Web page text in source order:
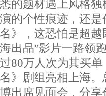
悉的题材遇上风格
演的个性痕迹，还
名》，这恐怕是超
海出品”影片一路领
过80万人次为其买
名》剧组亮相上海
博出席见面会，分